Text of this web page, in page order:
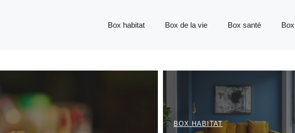
Box habitat Box de la vie Box santé
BOX HABITAT